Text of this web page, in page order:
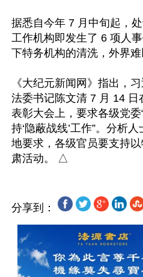
据悉自今年 7 月中旬起，
工作机构即发生了 6 项人
下特务机构的清洗，外界难
《大纪元新闻网》指出，
法委书记陈文清 7 月 14
表彰大会上，要求各级党
持‘隐蔽战线’工作”。分析
地要求，各级官员要支持
分享到：